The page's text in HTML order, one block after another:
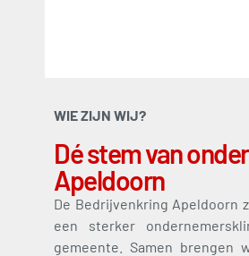
WIE ZIJN WIJ?
Dé stem van
Apeldoorn
De Bedrijvenkring Apeldoorn
een sterker
gemeente. Samen brengen